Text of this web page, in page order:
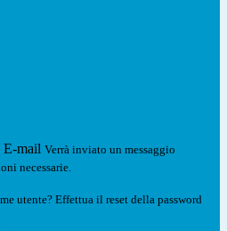
E-mail Verrà inviato un messaggio
necessarie.
utente? Effettua il reset della password